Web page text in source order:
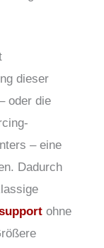
dieser
oder die
– eine
Dadurch
ohne